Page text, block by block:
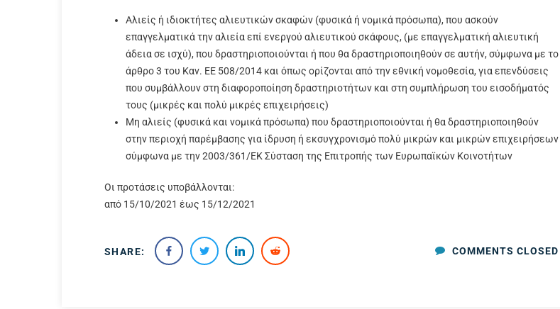
Αλιείς ή ιδιοκτήτες αλιευτικών σκαφών (φυσικά ή νομικά πρόσωπα), που ασκούν
επαγγελματικά την αλιεία επί ενεργού αλιευτικού σκάφους, (με επαγγελματική αλιευτική
άδεια σε ισχύ), που δραστηριοποιούνται ή που θα δραστηριοποιηθούν σε αυτήν, σύμφωνα με το
άρθρο 3 του Καν. ΕΕ 508/2014 και όπως ορίζονται από την εθνική νομοθεσία, για επενδύσεις
που συμβάλλουν στη διαφοροποίηση δραστηριοτήτων και στη συμπλήρωση του εισοδήματός
τους (μικρές και πολύ μικρές επιχειρήσεις)
Μη αλιείς (φυσικά και νομικά πρόσωπα) που δραστηριοποιούνται ή θα δραστηριοποιηθούν
στην περιοχή παρέμβασης για ίδρυση ή εκσυγχρονισμό πολύ μικρών και μικρών επιχειρήσεων
σύμφωνα με την 2003/361/ΕΚ Σύσταση της Επιτροπής των Ευρωπαϊκών Κοινοτήτων
Οι προτάσεις υποβάλλονται:
από 15/10/2021 έως 15/12/2021
SHARE: COMMENTS CLOSED